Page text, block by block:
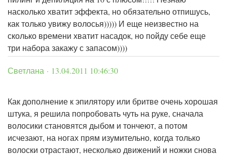
насколько хватит эффекта, но обязательно отпишусь,
как только увижу волосья))))) И еще неизвестно на
сколько времени хватит насадок, но пойду себе еще
три набора закажу с запасом))))
Светлана · 13.04.2011 10:46:30
Как дополнение к эпилятору или бритве очень хорошая
штука, я решила попробовать чуть на руке, сначала
волосики становятся дыбом и тончеют, а потом
исчезают, на ногах прям изумительно, когда только
волоски отрастают, несколько движений и ножки снова